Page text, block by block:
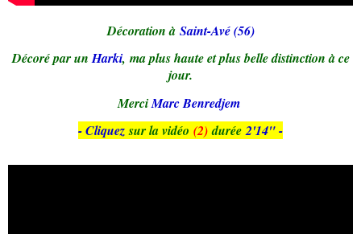
Décoration à Saint-Avé (56)
Décoré par unHarki, ma plus haute et plus belle distinction à ce
jour.
MerciMarc Benredjem
- Cliquez sur la vidéo (2)durée 2'14" -